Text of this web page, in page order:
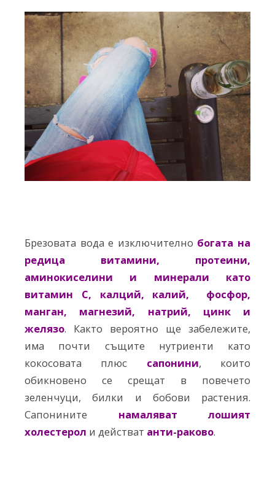
Брезовата вода е изключително богата на
редица витамини, протеини,
аминокиселини и минерали като
витамин С, калций, калий, фосфор,
манган, магнезий, натрий, цинк и
желязо. Както вероятно ще забележите,
има почти същите нутриенти като
кокосовата плюс сапонини, които
обикновено се срещат в повечето
зеленчуци, билки и бобови растения.
Сапонините намаляват лошият
холестерол и действат анти-раково.